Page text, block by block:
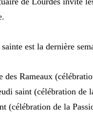
est la dernière
Rameaux
saint (célébration de
(célébration de la